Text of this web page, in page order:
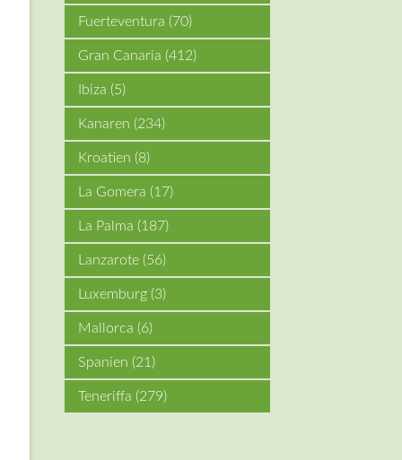
Fuerteventura (70)
Gran Canaria (412)
Ibiza (5)
Kanaren (234)
Kroatien (8)
La Gomera (17)
La Palma (187)
Lanzarote (56)
Luxemburg (3)
Mallorca (6)
Spanien (21)
Teneriffa (279)